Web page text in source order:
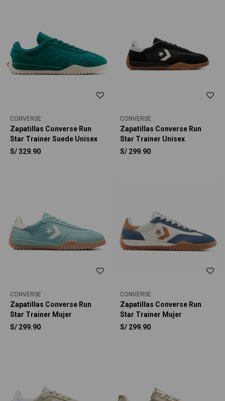
CONVERSE
Zapatillas Converse Run
Star Trainer Suede Unisex
S/329.90
CONVERSE
Zapatillas Converse Run
Star Trainer Unisex
S/ 299.90
CONVERSE
Zapatillas Converse Run
Star Trainer Mujer
S/ 299.90
CONVERSE
Zapatillas Converse Run
Star Trainer Mujer
S/ 299.90